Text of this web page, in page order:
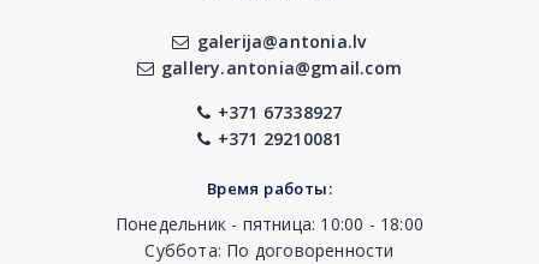
galerija@antonia.lv
gallery.antonia@gmail.com
+371 67338927
+371 29210081
Время работы:
Понедельник - пятница: 10:00 - 18:00
Суббота: По договоренности